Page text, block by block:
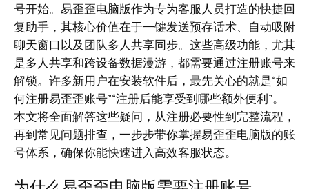
号开始。易歪歪电脑版作为专为客服人员打造的快捷回
复助手，其核心价值在于一键发送预存话术、自动吸附
聊天窗口以及团队多人共享同步。这些高级功能，尤其
是多人共享和跨设备数据漫游，都需要通过注册账号来
解锁。许多新用户在安装软件后，最先关心的就是“如
何注册易歪歪账号”“注册后能享受到哪些额外便利”。
本文将全面解答这些疑问，从注册必要性到完整流程，
再到常见问题排查，一步步带你掌握易歪歪电脑版的账
号体系，确保你能快速进入高效客服状态。